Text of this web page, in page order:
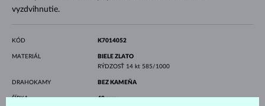
vyzdvihnutie.
KÓD K7014052
MATERIÁL
BIELE ZLATO
RÝDZOSŤ 14 kt 585/1000
DRAHOKAMY BEZ KAMEŇA
ŠÍRKA 40 mm